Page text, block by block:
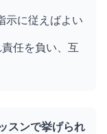
示に従えばよい
任を負い、互
スンで挙げられ